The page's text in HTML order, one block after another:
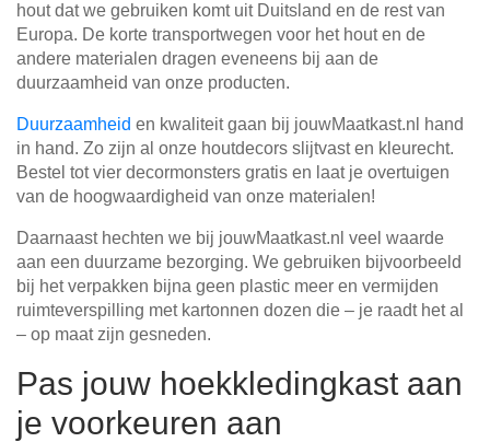
hout dat we gebruiken komt uit Duitsland en de rest van
Europa. De korte transportwegen voor het hout en de
andere materialen dragen eveneens bij aan de
duurzaamheid van onze producten.
Duurzaamheid en kwaliteit gaan bij jouwMaatkast.nl hand
in hand. Zo zijn al onze houtdecors slijtvast en kleurecht.
Bestel tot vier decormonsters gratis en laat je overtuigen
van de hoogwaardigheid van onze materialen!
Daarnaast hechten we bij jouwMaatkast.nl veel waarde
aan een duurzame bezorging. We gebruiken bijvoorbeeld
bij het verpakken bijna geen plastic meer en vermijden
ruimteverspilling met kartonnen dozen die – je raadt het al
– op maat zijn gesneden.
Pas jouw hoekkledingkast aan
je voorkeuren aan